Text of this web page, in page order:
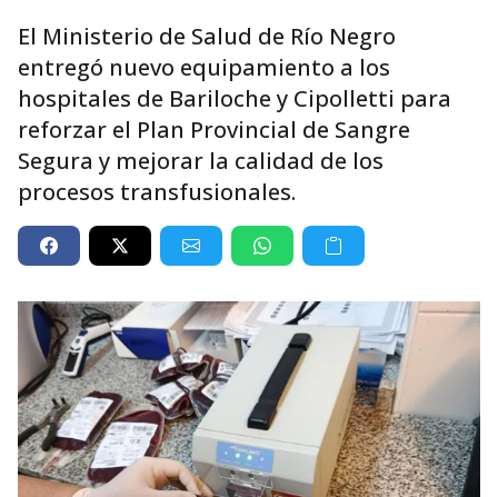
El Ministerio de Salud de Río Negro
entregó nuevo equipamiento a los
hospitales de Bariloche y Cipolletti para
reforzar el Plan Provincial de Sangre
Segura y mejorar la calidad de los
procesos transfusionales.